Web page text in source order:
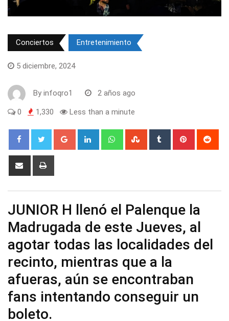
Conciertos Entretenimiento
5 diciembre, 2024
By infoqro1 2 años ago
0 1,330 Less than a minute
Google+ LinkedIn WhatsappStumbleUpon
Tumblr Pinterest
Share
JUNIOR H llenó el Palenque la
Madrugada de este Jueves, al
agotar todas las localidades del
recinto, mientras que a la
afueras, aún se encontraban
fans intentando conseguir un
boleto.